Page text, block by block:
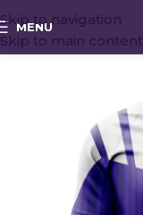
Skip to navigation
Skip to main content
MENU